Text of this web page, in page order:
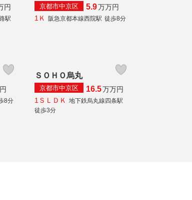
円
駅
京都市中京区 5.9万万円
1Ｋ 阪急京都本線西院駅 徒歩8分
8分
ＳＯＨＯ烏丸
京都市中京区 16.5万万円
1ＳＬＤＫ
地下鉄烏丸線四条駅
徒歩3分